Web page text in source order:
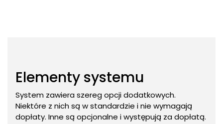
Elementy systemu
System zawiera szereg opcji dodatkowych.
Niektóre z nich są w standardzie i nie wymagają
dopłaty. Inne są opcjonalne i występują za dopłatą.